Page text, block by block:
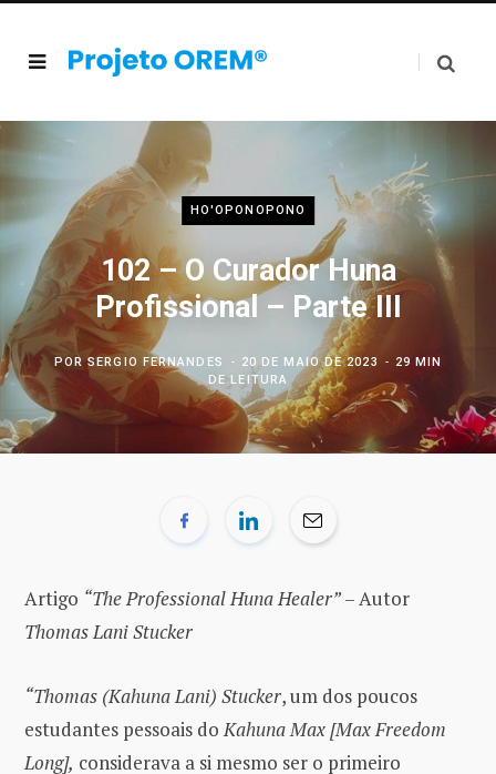
HO'OPONOPONO
102 – O Curador Huna
Profissional – Parte III
PORSERGIO FERNANDES 20 DE MAIO DE 2023
29 MIN
DE LEITURA
Artigo “The Professional Huna Healer”– Autor
Thomas Lani Stucker
“Thomas (Kahuna Lani) Stucker, um dos poucos
estudantes pessoais doKahuna Max[Max Freedom
Long], considerava a si mesmo ser o primeiro